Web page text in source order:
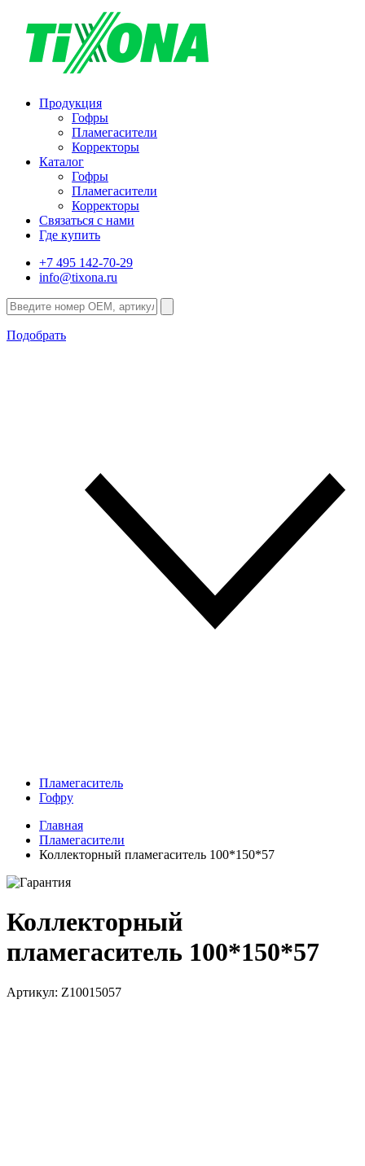
Продукция
Гофры
Пламегасители
Корректоры
Каталог
Гофры
Пламегасители
Корректоры
Связаться с нами
Где купить
+7 495 142-70-29
info@tixona.ru
Подобрать
Пламегаситель
Гофру
Главная
Пламегасители
Коллекторный пламегаситель 100*150*57
Коллекторный
пламегаситель 100*150*57
Артикул: Z10015057